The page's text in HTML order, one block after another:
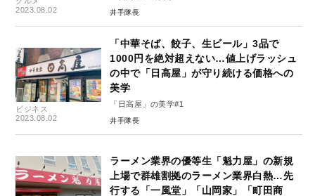
2023.08.02
井手隊長
ビジネス
2023.08.02
「中華そば、餃子、生ビール」3品で
1000円を絶対超えない…値上げラッシュ
の中で「日高屋」が守り続ける価格への
美学
「日高屋」の美学#1
井手隊長
ラーメン業界の優等生「魁力屋」の新規
上場で群雄割拠のラーメン業界白熱…先
行する「一風堂」「山岡家」「町田商